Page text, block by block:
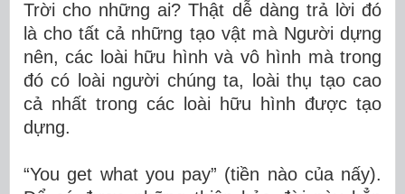
Trời cho những ai? Thật dễ dàng trả lời đó
là cho tất cả những tạo vật mà Người dựng
nên, các loài hữu hình và vô hình mà trong
đó có loài người chúng ta, loài thụ tạo cao
cả nhất trong các loài hữu hình được tạo
dựng.
“You get what you pay” (tiền nào của nấy).